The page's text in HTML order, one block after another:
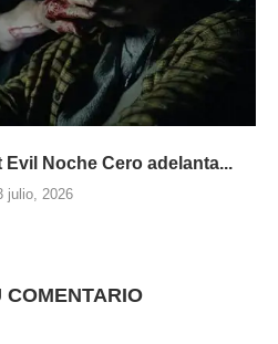
Evil Noche Cero adelanta...
julio, 2026
COMENTARIO